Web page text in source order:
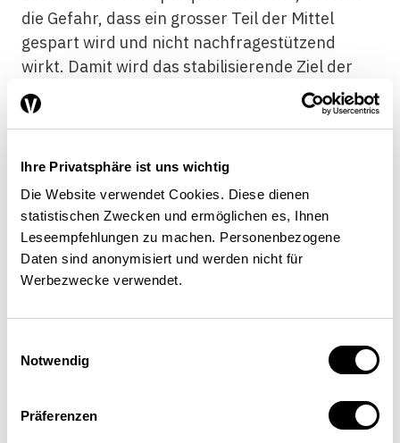
Ihre Privatsphäre ist uns wichtig
Die Website verwendet Cookies. Diese dienen
statistischen Zwecken und ermöglichen es, Ihnen
Leseempfehlungen zu machen. Personenbezogene
Daten sind anonymisiert und werden nicht für
Werbezwecke verwendet.
Notwendig
Präferenzen
die Gefahr, dass ein grosser Teil der Mittel
gespart wird und nicht nachfragestützend
wirkt. Damit wird das stabilisierende Ziel der
Politik durchkreuzt.Damit die Finanzpolitik eine
konjunkturstabilisierende Wirkung hat, müssen
Sie müssen zielgerichtet (targeted) sein, zur
richtigen Zeit wirken (timely) und
vorübergehender Art sein (temporary).
Mitnahmeeffekte und die administrative
Belastung sollten klein gehalten werden.
Schliesslich müssen auch die verzerrenden
konjunkturstabilisierende Massnahme ist
zudem die Konformität mit übergeordneten
wirtschaftspolitischen Zielen. Hierbei geht es